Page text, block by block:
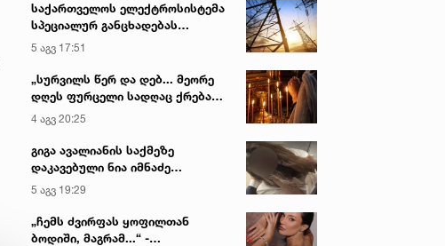
საქართველოს ელექტროსისტემა
სპეციალურ განცხადებას
ავრცელებს
5 აგვ 17:51
„სურვილს წერ და დებ... მეორე
დღეს ფურცელი სადღაც ქრება
და სურვილი სრულდება...“ -
სასწაულმოქმედი ტაძარი შიდა
ქართლში
4 აგვ 20:25
გიგა ავალიანის საქმეზე
დაკავებული ნია იმნაძე
კლინიკაში გადაჰყავთ
5 აგვ 19:29
„ჩემს ძვირფას ყოფილთან
ბოდიში, მაგრამ...“ -